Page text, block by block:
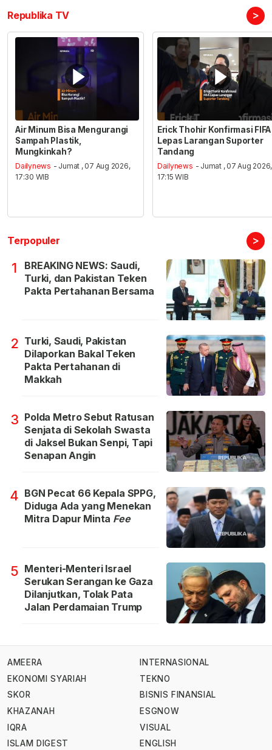
Republika TV >
Air Minum Bisa Mengurangi
Sampah Plastik,
Mungkinkah?
Dailynews - Jumat , 07 Aug 2026,
17:30 WIB
Erick Thohir Konfirmasi FIFA
Lepas Larangan Suporter
Tandang
Dailynews - Jumat , 07 Aug 2026,
17:15 WIB
Terpopuler >
1
BREAKING NEWS: Saudi,
Turki, dan Pakistan Teken
Pakta Pertahanan Bersama
2 Turki, Saudi, Pakistan
Dilaporkan Bakal Teken
Pakta Pertahanan di
Makkah
3 Polda Metro Sebut Ratusan
Senjata di Sekolah Swasta
di Jaksel Bukan Senpi, Tapi
Senapan Angin
4 BGN Pecat 66 Kepala SPPG,
Diduga Ada yang Menekan
Mitra Dapur Minta Fee
5 Menteri-Menteri Israel
Serukan Serangan ke Gaza
Dilanjutkan, Tolak Pata
Jalan Perdamaian Trump
AMEERA
EKONOMI SYARIAH
SKOR
KHAZANAH
IQRA
ISLAM DIGEST
INTERNASIONAL
TEKNO
BISNIS FINANSIAL
ESGNOW
VISUAL
ENGLISH